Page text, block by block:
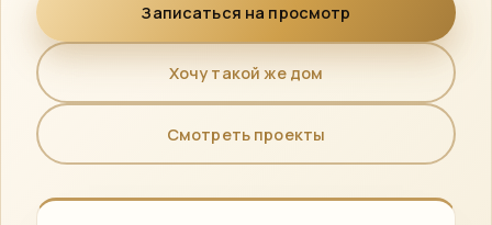
Записаться на просмотр
Хочу такой же дом
Смотреть проекты